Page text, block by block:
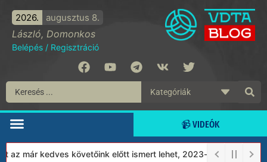
2026. augusztus 8.
László, Domonkos
Belépés / Regisztráció
📹 VIDEÓK
kedves követőink előtt ismert lehet, 2023-tól a Védett